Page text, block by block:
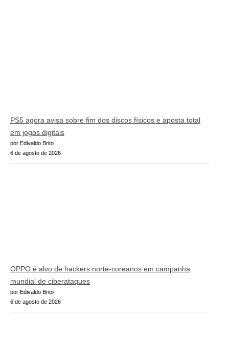
PS5 agora avisa sobre fim dos discos físicos e aposta total
em jogos digitais
por Edivaldo Brito
6 de agosto de 2026
OPPO é alvo de hackers norte-coreanos em campanha
mundial de ciberataques
por Edivaldo Brito
6 de agosto de 2026